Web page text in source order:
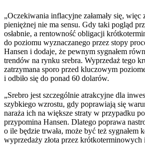
„Oczekiwania inflacyjne załamały się,
pieniężnej nie ma sensu. Gdy taki pogląd
osłabnie, a rentowność obligacji
do poziomu wyznaczanego przez stopy
Hansen i dodaje, że pewnym sygnałem
trendów na rynku srebra. Wyprzedaż tego
zatrzymana sporo przed kluczowym
i odbiło się do ponad 60 dolarów.
„Srebro jest szczególnie atrakcyjne dla
szybkiego wzrostu, gdy poprawiają się
naraża ich na większe straty w przypadku
przypomina Hansen. Dlatego poprawa
o ile będzie trwała, może być też sygnałem
wyprzedaży złota przez krótkoterminowych